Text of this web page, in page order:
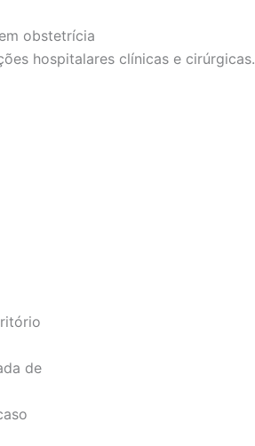
obstetrícia
hospitalares clínicas e cirúrgicas.
de